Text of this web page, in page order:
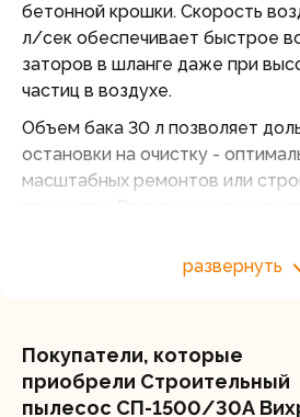
бетонной крошки. Скорость
л/сек обеспечивает быстрое
заторов в шланге даже при
частиц в воздухе.
Объем бака 30 л позволяет
остановки на очистку -
масштабных ремонтов или
очистить труднодоступные
необходимость переключения
Строительный пылесос
развернуть
Покупатели, которые
приобрели Строительный
пылесос СП-1500/30А